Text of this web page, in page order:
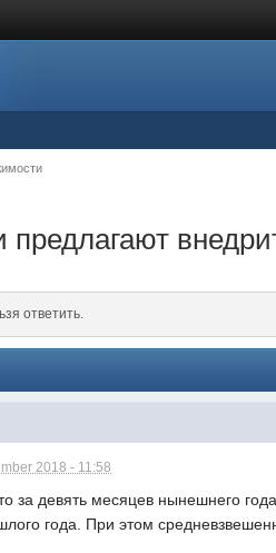
ответить.
2018 - 11:58
за девять месяцев нынешнего
года. При этом